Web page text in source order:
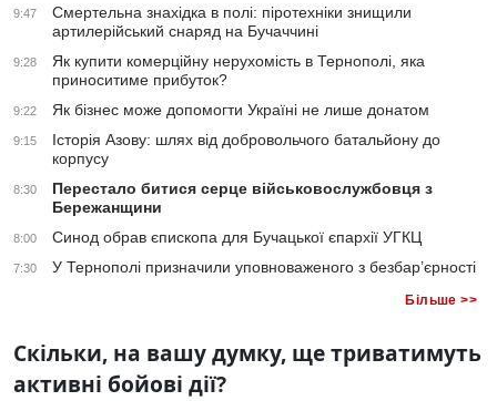
9:47
Смертельна знахідка в полі: піротехніки знищили
артилерійський снаряд на Бучаччині
9:28
Як купити комерційну нерухомість в Тернополі, яка
приноситиме прибуток?
9:22 Як бізнес може допомогти Україні не лише донатом
9:15
Історія Азову: шлях від добровольчого батальйону до
корпусу
8:30
Перестало битися серце військовослужбовця з
Бережанщини
8:00 Синод обрав єпископа для Бучацької єпархії УГКЦ
7:30 У Тернополі призначили уповноваженого з безбар’єрності
Більше >>
Скільки, на вашу думку, ще триватимуть
активні бойові дії?